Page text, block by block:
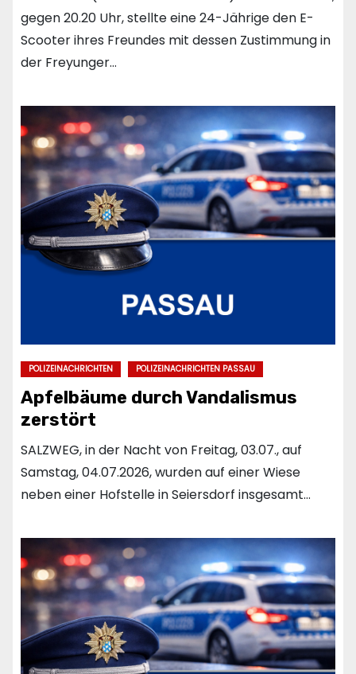
gegen 20.20 Uhr, stellte eine 24-Jährige den E-
Scooter ihres Freundes mit dessen Zustimmung in
der Freyunger…
POLIZEINACHRICHTEN POLIZEINACHRICHTEN PASSAU
Apfelbäume durch Vandalismus
zerstört
SALZWEG, in der Nacht von Freitag, 03.07., auf
Samstag, 04.07.2026, wurden auf einer Wiese
neben einer Hofstelle in Seiersdorf insgesamt…